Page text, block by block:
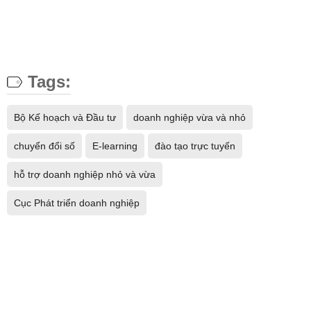
Tags:
Bộ Kế hoạch và Đầu tư doanh nghiệp vừa và nhỏ
chuyển đổi số E-learning đào tạo trực tuyến
hỗ trợ doanh nghiệp nhỏ và vừa
Cục Phát triển doanh nghiệp